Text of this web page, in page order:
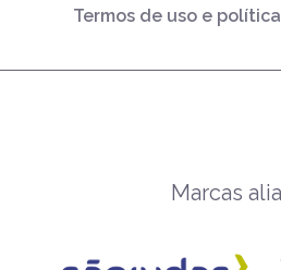
Termos de uso e
Marcas